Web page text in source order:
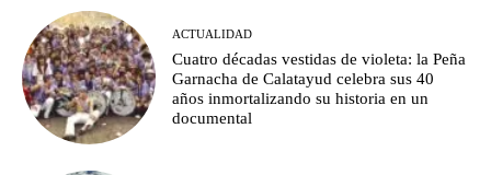
ACTUALIDAD
Cuatro décadas vestidas de violeta: la Peña
Garnacha de Calatayud celebra sus 40
años inmortalizando su historia en un
documental